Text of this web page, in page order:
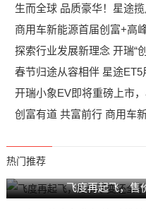
生而全球 品质豪华！星途
商用车新能源首届创富+高
探索行业发展新理念 开瑞“
春节归途从容相伴 星途ET5
开瑞小象EV即将重磅上市，
创富有道 共富前行 商用车
热门推荐
飞度再起飞，售